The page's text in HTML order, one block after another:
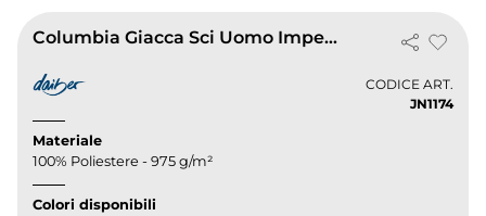
Columbia Giacca Sci Uomo Impermeabile Termica Invernale
CODICE ART.
JN1174
Materiale
100% Poliestere - 975 g/m²
Colori disponibili